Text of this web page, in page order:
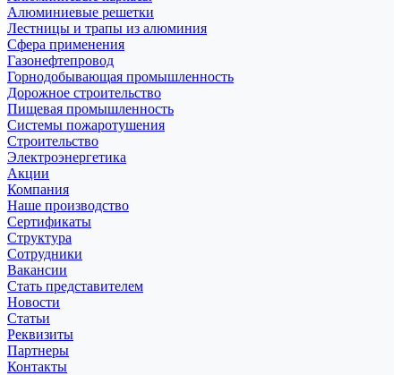
Алюминиевые решетки
Лестницы и трапы из алюминия
Сфера применения
Газонефтепровод
Горнодобывающая промышленность
Дорожное строительство
Пищевая промышленность
Системы пожаротушения
Строительство
Электроэнергетика
Акции
Компания
Наше производство
Сертификаты
Структура
Сотрудники
Вакансии
Стать представителем
Новости
Статьи
Реквизиты
Партнеры
Контакты